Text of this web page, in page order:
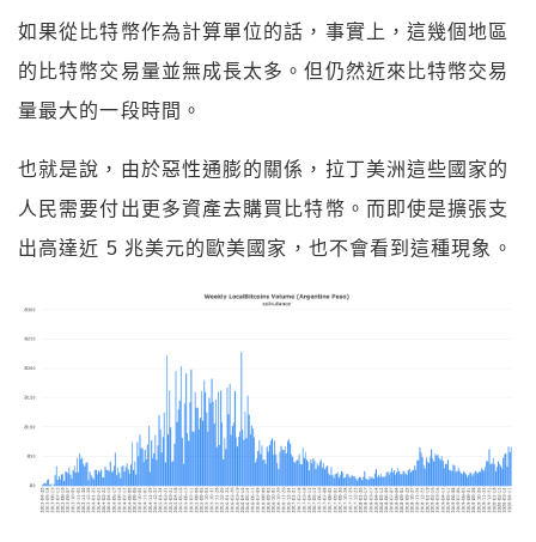
如果從比特幣作為計算單位的話，事實上，這幾個地區
的比特幣交易量並無成長太多。但仍然近來比特幣交易
量最大的一段時間。
也就是說，由於惡性通膨的關係，拉丁美洲這些國家的
人民需要付出更多資產去購買比特幣。而即使是擴張支
出高達近 5 兆美元的歐美國家，也不會看到這種現象。